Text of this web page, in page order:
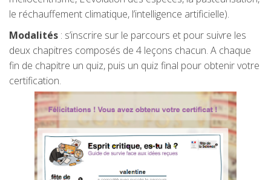
le réchauffement climatique, l’intelligence artificielle).
Modalités : s’inscrire sur le parcours et pour suivre les
deux chapitres composés de 4 leçons chacun. A chaque
fin de chapitre un quiz, puis un quiz final pour obtenir votre
certification.